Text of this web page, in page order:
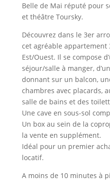
Belle de Mai réputé pour
et théâtre Toursky.
Découvrez dans le 3er
cet agréable appartement
Est/Ouest. Il se compose
séjour/salle à manger,
donnant sur un balcon,
chambres avec placards,
salle de bains et des
Une cave en sous-sol
Un box au sein de la
la vente en supplément.
Idéal pour un premier
locatif.
A moins de 10 minutes à